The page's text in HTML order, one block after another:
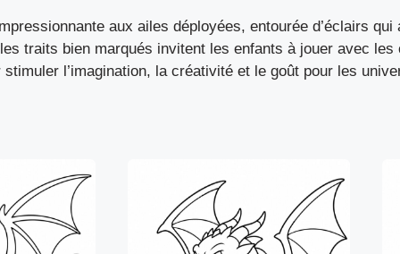
aux ailes déployées, entourée d’éclairs
traits bien marqués invitent les enfants à jouer avec
l’imagination, la créativité et le goût pour les